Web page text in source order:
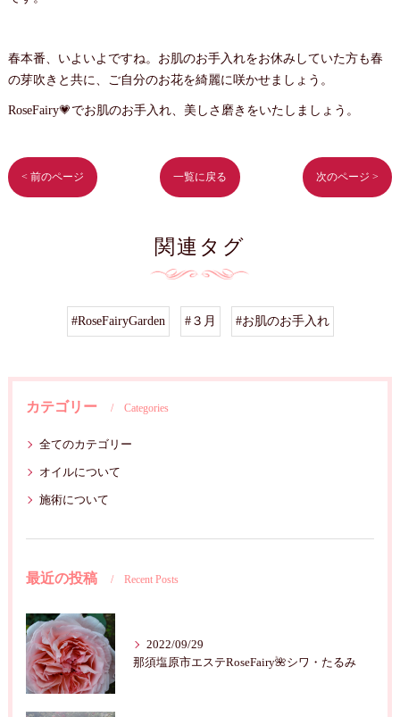
春本番、いよいよですね。お肌のお手入れをお休みしていた方も春
の芽吹きと共に、ご自分のお花を綺麗に咲かせましょう。
RoseFairy💗でお肌のお手入れ、美しさ磨きをいたしましょう。
< 前のページ 一覧に戻る 次のページ >
関連タグ
#RoseFairyGarden #３月 #お肌のお手入れ
カテゴリー Categories
全てのカテゴリー
オイルについて
施術について
最近の投稿 Recent Posts
2022/09/29
那須塩原市エステRoseFairy🌺シワ・たるみ